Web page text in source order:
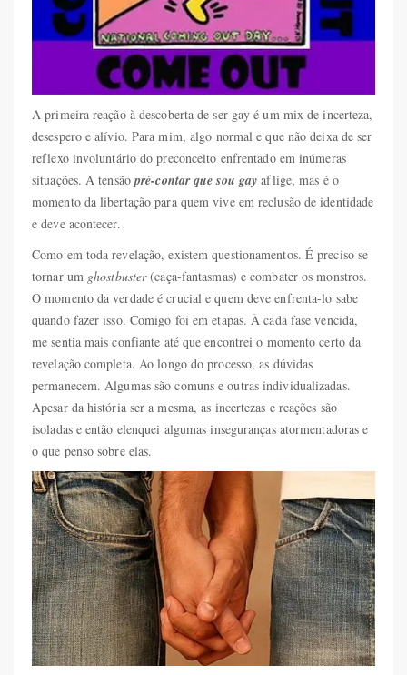
A primeira reação à descoberta de ser gay é um mix de incerteza,
desespero e alívio. Para mim, algo normal e que não deixa de ser
reflexo involuntário do preconceito enfrentado em inúmeras
situações. A tensãopré-contar que sou gay aflige, mas é o
momento da libertação para quem vive em reclusão de identidade
e deve acontecer.
Como em toda revelação, existem questionamentos. É preciso se
tornar um ghostbuster(caça-fantasmas) e combater os monstros.
O momento da verdade é crucial e quem deve enfrenta-lo sabe
quando fazer isso. Comigo foi em etapas. À cada fase vencida,
me sentia mais confiante até que encontrei o momento certo da
revelação completa. Ao longo do processo, as dúvidas
permanecem. Algumas são comuns e outras individualizadas.
Apesar da história ser a mesma, as incertezas e reações são
isoladas e então elenquei algumas inseguranças atormentadoras e
o que penso sobre elas.